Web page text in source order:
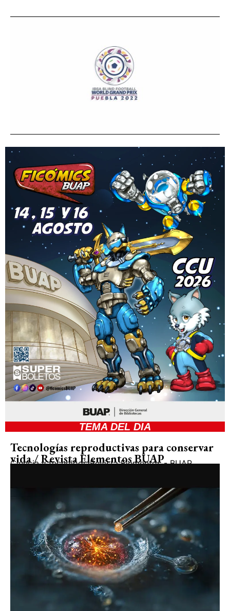
TEMA DEL DIA
Tecnologías reproductivas para conservar
vida / Revista Elementos BUAP
Ciencia y tecnologíaRevista Elementos - BUAP